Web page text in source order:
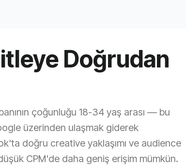
Doğrudan
çoğunluğu 18-34 yaş arası — bu
üzerinden ulaşmak giderek
doğru creative yaklaşımı ve audience
CPM'de daha geniş erişim mümkün.